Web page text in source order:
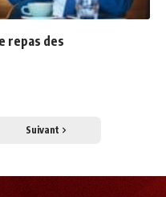
repas des
Suivant